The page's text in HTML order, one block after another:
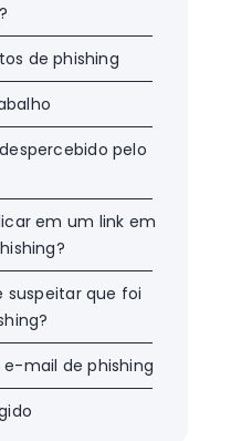
de phishing
pelo
em um link em
suspeitar que foi
mail de phishing